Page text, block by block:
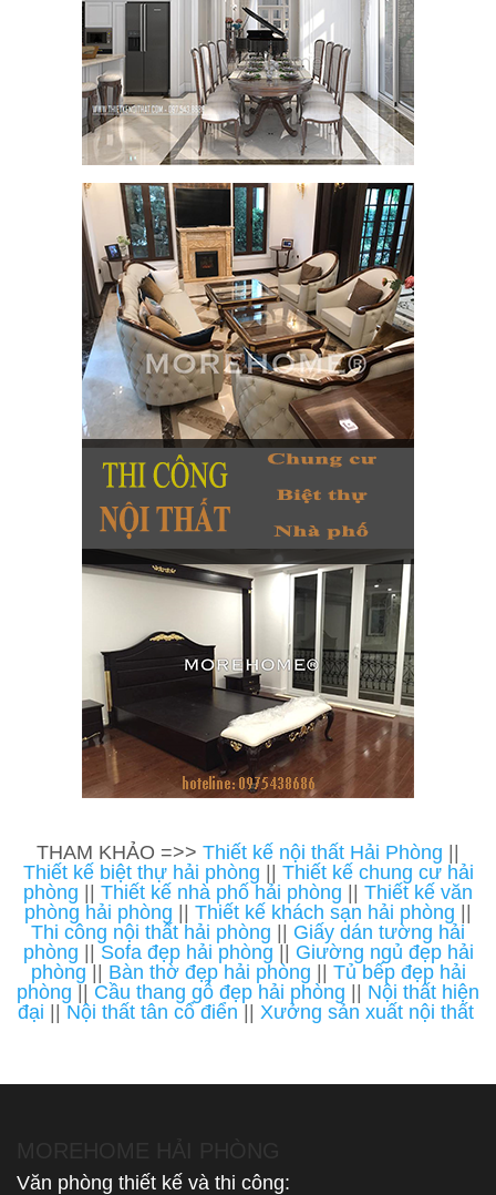
THAM KHẢO =>> Thiết kế nội thất Hải Phòng
Thiết kế biệt thự hải phòng
Thiết kế chung cư hải
phòng
Thiết kế nhà phố hải phòng
Thiết kế văn
phòng hải phòng
Thiết kế khách sạn hải phòng
Thi công nội thất hải phòng
Giấy dán tường hải
phòng
Sofa đẹp hải phòng
Giường ngủ đẹp hải
phòng
Bàn thờ đẹp hải phòng
Tủ bếp đẹp hải
phòng
Cầu thang gỗ đẹp hải phòng
Nội thất hiện
đại
Nội thất tân cổ điển Xưởng sản xuất nội thất
Văn phòng thiết kế và thi công: